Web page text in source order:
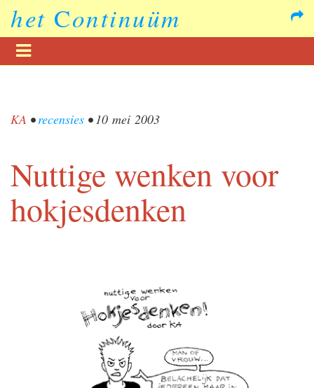
het Continuüm
KA •recensies • 10 mei 2003
Nuttige wenken voor
hokjesdenken